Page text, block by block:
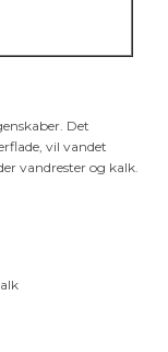
Det
vil vandet
vandrester og kalk.